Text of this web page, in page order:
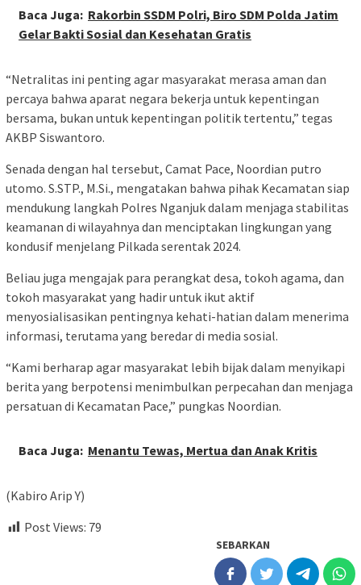
Baca Juga: Rakorbin SSDM Polri, Biro SDM Polda Jatim
Gelar Bakti Sosial dan Kesehatan Gratis
“Netralitas ini penting agar masyarakat merasa aman dan
percaya bahwa aparat negara bekerja untuk kepentingan
bersama, bukan untuk kepentingan politik tertentu,” tegas
AKBP Siswantoro.
Senada dengan hal tersebut, Camat Pace, Noordian putro
utomo. S.STP., M.Si., mengatakan bahwa pihak Kecamatan siap
mendukung langkah Polres Nganjuk dalam menjaga stabilitas
keamanan di wilayahnya dan menciptakan lingkungan yang
kondusif menjelang Pilkada serentak 2024.
Beliau juga mengajak para perangkat desa, tokoh agama, dan
tokoh masyarakat yang hadir untuk ikut aktif
menyosialisasikan pentingnya kehati-hatian dalam menerima
informasi, terutama yang beredar di media sosial.
“Kami berharap agar masyarakat lebih bijak dalam menyikapi
berita yang berpotensi menimbulkan perpecahan dan menjaga
persatuan di Kecamatan Pace,” pungkas Noordian.
Baca Juga: Menantu Tewas, Mertua dan Anak Kritis
(Kabiro Arip Y)
Post Views: 79
SEBARKAN